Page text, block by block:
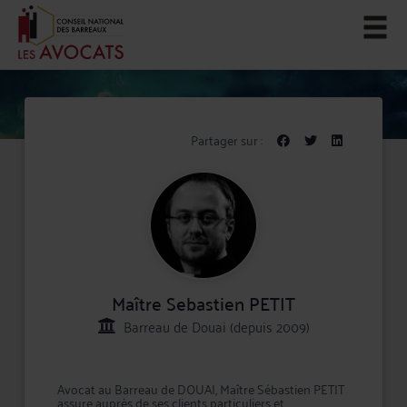
Partager sur :
Maître Sebastien PETIT
Barreau de Douai (depuis 2009)
Avocat au Barreau de DOUAI, Maître Sébastien PETIT
assure auprès de ses clients particuliers et